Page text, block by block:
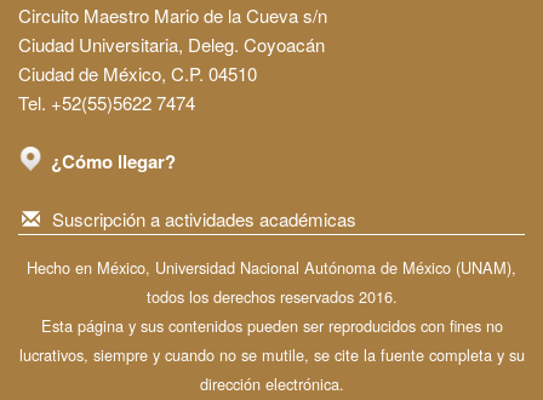
Circuito Maestro Mario de la Cueva s/n
Ciudad Universitaria, Deleg. Coyoacán
Ciudad de México, C.P. 04510
Tel. +52(55)5622 7474
¿Cómo llegar?
Suscripción a actividades académicas
Hecho en México, Universidad Nacional Autónoma de México (UNAM),
todos los derechos reservados 2016.
Esta página y sus contenidos pueden ser reproducidos con fines no
lucrativos, siempre y cuando no se mutile, se cite la fuente completa y su
dirección electrónica.